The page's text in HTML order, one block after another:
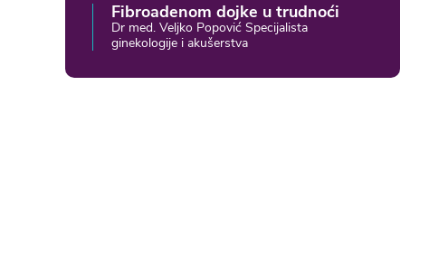
Fibroadenom dojke u trudnoći
Dr med. Veljko Popović Specijalista
ginekologije i akušerstva